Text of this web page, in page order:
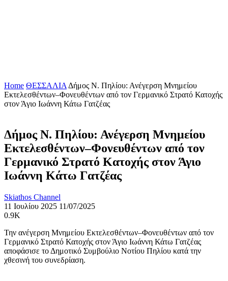
Home ΘΕΣΣΑΛΙΑ Δήμος Ν. Πηλίου: Ανέγερση Μνημείου
Εκτελεσθέντων–Φονευθέντων από τον Γερμανικό Στρατό Κατοχής
στον Άγιο Ιωάννη Κάτω Γατζέας
Δήμος Ν. Πηλίου: Ανέγερση Μνημείου
Εκτελεσθέντων–Φονευθέντων από τον
Γερμανικό Στρατό Κατοχής στον Άγιο
Ιωάννη Κάτω Γατζέας
Skiathos Channel
11 Ιουλίου 2025 11/07/2025
0.9K
Την ανέγερση Μνημείου Εκτελεσθέντων–Φονευθέντων από τον
Γερμανικό Στρατό Κατοχής στον Άγιο Ιωάννη Κάτω Γατζέας
αποφάσισε το Δημοτικό Συμβούλιο Νοτίου Πηλίου κατά την
χθεσινή του συνεδρίαση.